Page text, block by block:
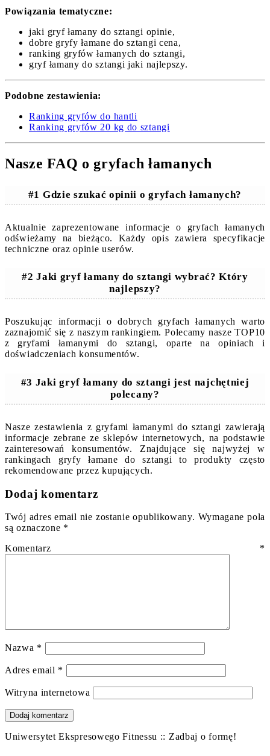
Powiązania tematyczne:
jaki gryf łamany do sztangi opinie,
dobre gryfy łamane do sztangi cena,
ranking gryfów łamanych do sztangi,
gryf łamany do sztangi jaki najlepszy.
Podobne zestawienia:
Ranking gryfów do hantli
Ranking gryfów 20 kg do sztangi
Nasze FAQ o gryfach łamanych
#1 Gdzie szukać opinii o gryfach łamanych?
Aktualnie zaprezentowane informacje o gryfach łamanych
odświeżamy na bieżąco. Każdy opis zawiera specyfikacje
techniczne oraz opinie userów.
#2 Jaki gryf łamany do sztangi wybrać? Który
najlepszy?
Poszukując informacji o dobrych gryfach łamanych warto
zaznajomić się z naszym rankingiem. Polecamy nasze TOP10
z gryfami łamanymi do sztangi, oparte na opiniach i
doświadczeniach konsumentów.
#3 Jaki gryf łamany do sztangi jest najchętniej
polecany?
Nasze zestawienia z gryfami łamanymi do sztangi zawierają
informacje zebrane ze sklepów internetowych, na podstawie
zainteresowań konsumentów. Znajdujące się najwyżej w
rankingach gryfy łamane do sztangi to produkty często
rekomendowane przez kupujących.
Dodaj komentarz
Twój adres email nie zostanie opublikowany. Wymagane pola
są oznaczone *
Komentarz *
Nazwa *
Adres email *
Witryna internetowa
Uniwersytet Ekspresowego Fitnessu :: Zadbaj o formę!